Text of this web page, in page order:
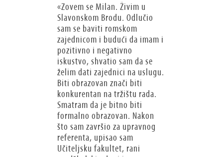
«Zovem se Milan. Živim u
Slavonskom Brodu. Odlučio
sam se baviti romskom
zajednicom i budući da imam i
pozitivno i negativno
iskustvo, shvatio sam da se
želim dati zajednici na uslugu.
Biti obrazovan znači biti
konkurentan na tržištu rada.
Smatram da je bitno biti
formalno obrazovan. Nakon
što sam završio za upravnog
referenta, upisao sam
Učiteljsku fakultet, rani